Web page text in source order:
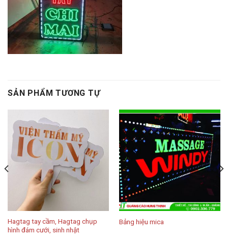
SẢN PHẨM TƯƠNG TỰ
Hagtag tay cầm, Hagtag chụp
hình đám cưới, sinh nhật
Bảng hiệu mica